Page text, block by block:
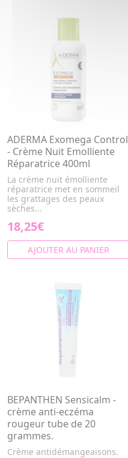
ADERMA Exomega Control
- Crème Nuit Emolliente
Réparatrice 400ml
La crème nuit émolliente
réparatrice met en sommeil
les grattages des peaux
sèches...
18,25€
AJOUTER AU PANIER
BEPANTHEN Sensicalm -
crème anti-eczéma
rougeur tube de 20
grammes.
Crème antidémangeaisons.